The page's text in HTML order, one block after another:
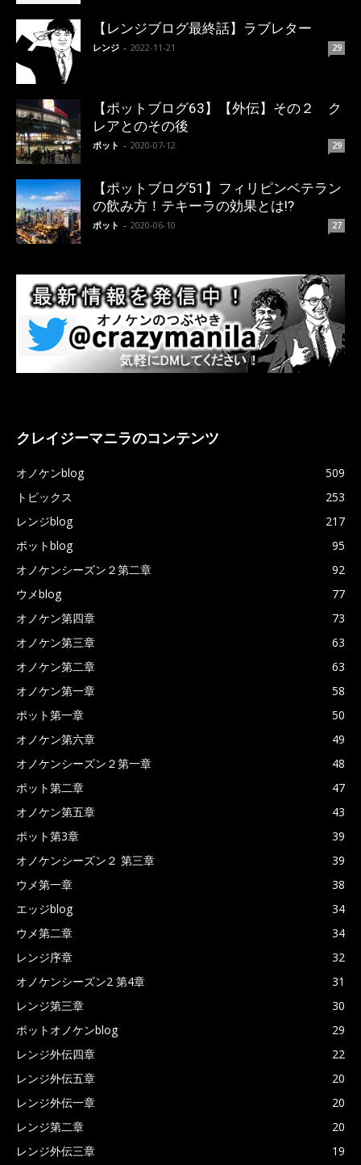
【レンジブログ最終話】ラブレター
レンジ - 2022-11-21 29
【ポットブログ63】【外伝】その２ ク
レアとのその後
ポット - 2020-07-12 29
【ポットブログ51】フィリピンベテラン
の飲み方！テキーラの効果とは!?
ポット - 2020-06-10 27
クレイジーマニラのコンテンツ
オノケンblog
509
トピックス
253
レンジblog
217
ポットblog
95
オノケンシーズン２第二章
92
ウメblog
77
オノケン第四章
73
オノケン第三章
63
オノケン第二章
63
オノケン第一章
58
ポット第一章
50
オノケン第六章
49
オノケンシーズン２第一章
48
ポット第二章
47
オノケン第五章
43
ポット第3章
39
オノケンシーズン２ 第三章
39
ウメ第一章
38
エッジblog
34
ウメ第二章
34
レンジ序章
32
オノケンシーズン2 第4章
31
レンジ第三章
30
ポットオノケンblog
29
レンジ外伝四章
22
レンジ外伝五章
20
レンジ外伝一章
20
レンジ第二章
20
レンジ外伝三章
19